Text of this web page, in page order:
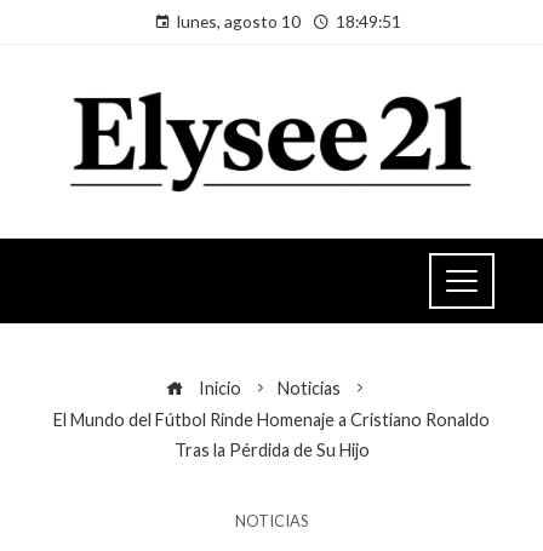
lunes, agosto 10 18:49:51
Inicio
Noticias
El Mundo del Fútbol Rinde Homenaje a Cristiano Ronaldo
Tras la Pérdida de Su Hijo
NOTICIAS